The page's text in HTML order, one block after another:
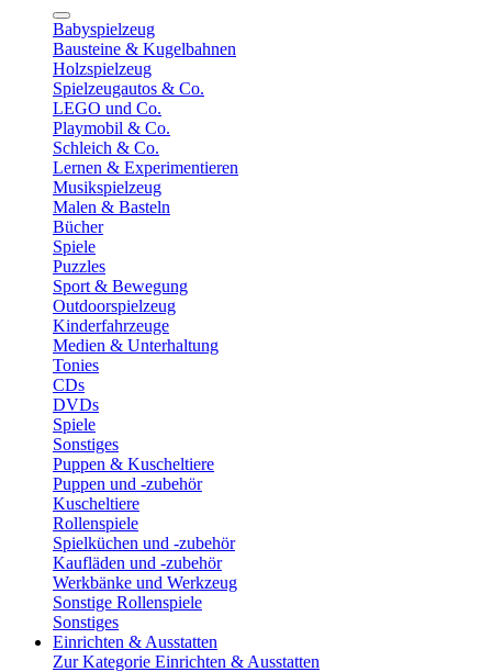
Babyspielzeug
Bausteine & Kugelbahnen
Holzspielzeug
Spielzeugautos & Co.
LEGO und Co.
Playmobil & Co.
Schleich & Co.
Lernen & Experimentieren
Musikspielzeug
Malen & Basteln
Bücher
Spiele
Puzzles
Sport & Bewegung
Outdoorspielzeug
Kinderfahrzeuge
Medien & Unterhaltung
Tonies
CDs
DVDs
Spiele
Sonstiges
Puppen & Kuscheltiere
Puppen und -zubehör
Kuscheltiere
Rollenspiele
Spielküchen und -zubehör
Kaufläden und -zubehör
Werkbänke und Werkzeug
Sonstige Rollenspiele
Sonstiges
Einrichten & Ausstatten
Zur Kategorie Einrichten & Ausstatten